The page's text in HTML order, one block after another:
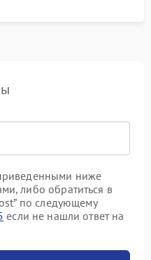
ниже
либо обратиться в
по следующему
если не нашли ответ на